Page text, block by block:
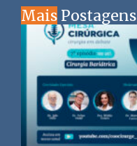
Mais Postagens